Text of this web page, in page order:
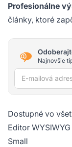
Profesionálne
články, ktoré
Najnovšie
E-mailová
Dostupné vo
Editor
Small